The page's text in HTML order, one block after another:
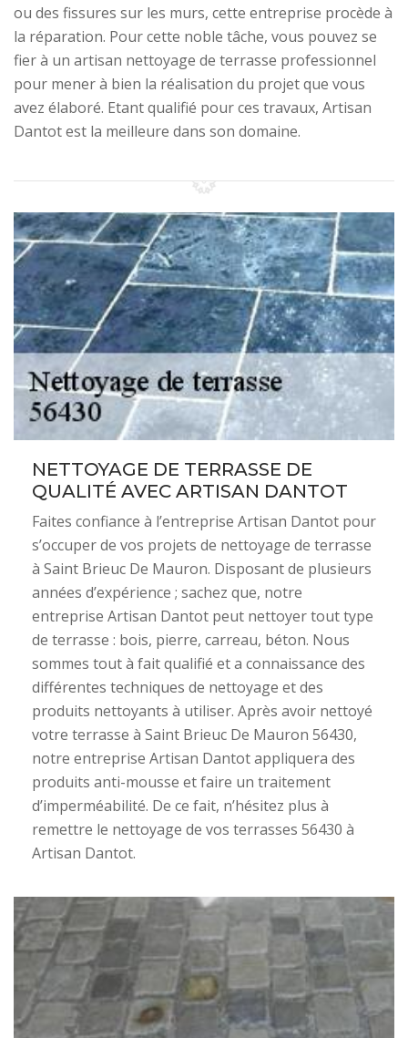
ou des fissures sur les murs, cette entreprise procède à
la réparation. Pour cette noble tâche, vous pouvez se
fier à un artisan nettoyage de terrasse professionnel
pour mener à bien la réalisation du projet que vous
avez élaboré. Etant qualifié pour ces travaux, Artisan
Dantot est la meilleure dans son domaine.
NETTOYAGE DE TERRASSE DE
QUALITÉ AVEC ARTISAN DANTOT
Faites confiance à l’entreprise Artisan Dantot pour
s’occuper de vos projets de nettoyage de terrasse
à Saint Brieuc De Mauron. Disposant de plusieurs
années d’expérience ; sachez que, notre
entreprise Artisan Dantot peut nettoyer tout type
de terrasse : bois, pierre, carreau, béton. Nous
sommes tout à fait qualifié et a connaissance des
différentes techniques de nettoyage et des
produits nettoyants à utiliser. Après avoir nettoyé
votre terrasse à Saint Brieuc De Mauron 56430,
notre entreprise Artisan Dantot appliquera des
produits anti-mousse et faire un traitement
d’imperméabilité. De ce fait, n’hésitez plus à
remettre le nettoyage de vos terrasses 56430 à
Artisan Dantot.